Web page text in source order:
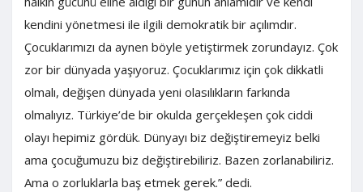
kendini yönetmesi ile ilgili demokratik bir açılımdır.
Çocuklarımızı da aynen böyle yetiştirmek zorundayız. Çok
zor bir dünyada yaşıyoruz. Çocuklarımız için çok dikkatli
olmalı, değişen dünyada yeni olasılıkların farkında
olmalıyız. Türkiye’de bir okulda gerçekleşen çok ciddi
olayı hepimiz gördük. Dünyayı biz değiştiremeyiz belki
ama çocuğumuzu biz değiştirebiliriz. Bazen zorlanabiliriz.
Ama o zorluklarla baş etmek gerek.” dedi.